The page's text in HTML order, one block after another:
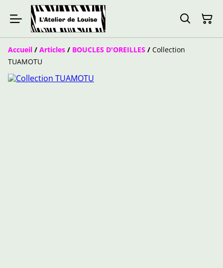
Accueil / Articles / BOUCLES D'OREILLES / Collection
TUAMOTU